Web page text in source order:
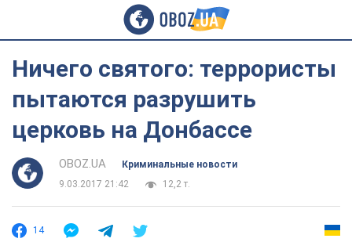
Ничего святого: террористы
пытаются разрушить
церковь на Донбассе
OBOZ.UA
Криминальные новости
9.03.2017 21:42
12,2 т.
14